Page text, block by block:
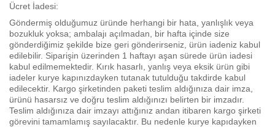
Ücret İadesi:
Göndermiş olduğumuz üründe herhangi bir hata, yanlışlık veya
bozukluk yoksa; ambalajı açılmadan, bir hafta içinde size
gönderdiğimiz şekilde bize geri gönderirseniz, ürün iadeniz kabul
edilebilir. Siparişin üzerinden 1 haftayı aşan sürede ürün iadesi
kabul edilmemektedir. Kırık hasarlı, yanlış veya eksik ürün gibi
iadeler kurye kapınızdayken tutanak tutulduğu takdirde kabul
edilecektir. Kargo şirketinden paketi teslim aldığınıza dair imza,
ürünü hasarsız ve doğru teslim aldığınızı belirten bir imzadır.
Teslim aldığınıza dair imzayı attığınız andan itibaren kargo şirketi
görevini tamamlamış sayılacaktır. Bu nedenle kurye kapıdayken